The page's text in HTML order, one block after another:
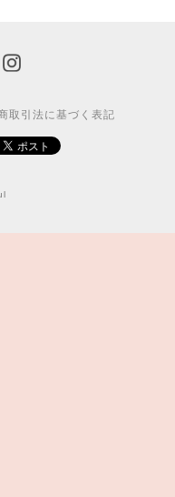
取引法に基づく表記